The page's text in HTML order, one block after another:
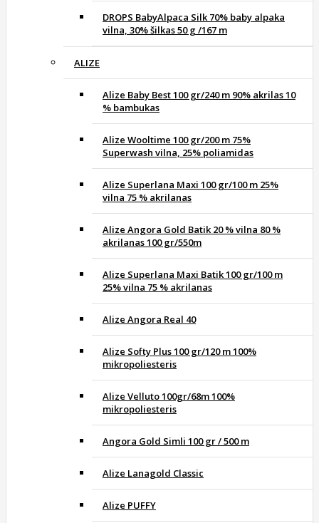
DROPS BabyAlpaca Silk 70% baby alpaka
vilna, 30% šilkas 50 g /167 m
ALIZE
Alize Baby Best 100 gr/240 m 90% akrilas 10
% bambukas
Alize Wooltime 100 gr/200 m 75%
Superwash vilna, 25% poliamidas
Alize Superlana Maxi 100 gr/100 m 25%
vilna 75 % akrilanas
Alize Angora Gold Batik 20 % vilna 80 %
akrilanas 100 gr/550m
Alize Superlana Maxi Batik 100 gr/100 m
25% vilna 75 % akrilanas
Alize Angora Real 40
Alize Softy Plus 100 gr/120 m 100%
mikropoliesteris
Alize Velluto 100gr/68m 100%
mikropoliesteris
Angora Gold Simli 100 gr / 500 m
Alize Lanagold Classic
Alize PUFFY